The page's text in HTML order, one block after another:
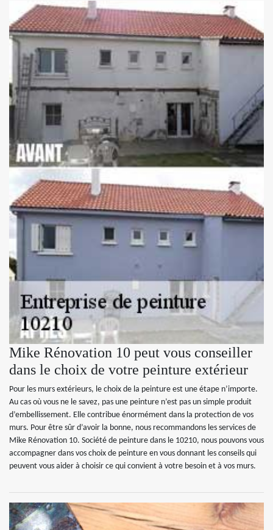
Mike Rénovation 10 peut vous conseiller
dans le choix de votre peinture extérieur
Pour les murs extérieurs, le choix de la peinture est une étape n’importe.
Au cas où vous ne le savez, pas une peinture n’est pas un simple produit
d’embellissement. Elle contribue énormément dans la protection de vos
murs. Pour être sûr d’avoir la bonne, nous recommandons les services de
Mike Rénovation 10. Société de peinture dans le 10210, nous pouvons vous
accompagner dans vos choix de peinture en vous donnant les conseils qui
peuvent vous aider à choisir ce qui convient à votre besoin et à vos murs.